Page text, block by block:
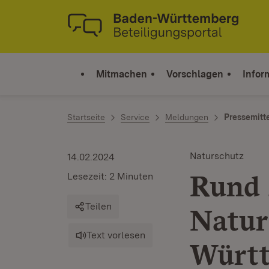
Zum Inhalt springen
Link zur Startseite
Mitmachen Vorschlagen
Startseite Service Meldungen
Naturschutz
14.02.2024
Lesezeit: 2 Minuten
Teilen
Text vorlesen